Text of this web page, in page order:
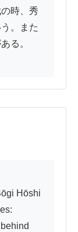
時、秀
。また
る。